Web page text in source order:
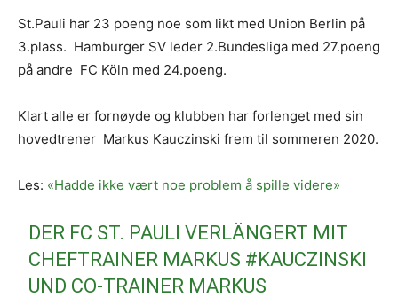
St.Pauli har 23 poeng noe som likt med Union Berlin på
3.plass. Hamburger SV leder 2.Bundesliga med 27.poeng
på andre FC Köln med 24.poeng.
Klart alle er fornøyde og klubben har forlenget med sin
hovedtrener Markus Kauczinski frem til sommeren 2020.
Les: «Hadde ikke vært noe problem å spille videre»
DER FC ST. PAULI VERLÄNGERT MIT
CHEFTRAINER MARKUS #KAUCZINSKI
UND CO-TRAINER MARKUS